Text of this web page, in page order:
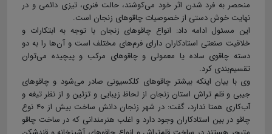
منحصر به فرد شدن اثر خود می‌کوشند، حالت فنری، تیزی دائمی و در
نهایت خوش دستی از خصوصیات چاقوهای زنجان است.
این مسئول ادامه داد: انواع چاقوهای زنجان با توجه به ابتکارات و
خلاقیت صنعتی استادکاران دارای فرم‌های مختلف است و آن‌ها را به دو
دسته چاقوی ساده یا معمولی و چاقوهای مرکب و پیچیده می‌توان
تقسیم‌بندی کرد.
وی با بیان اینکه بیشتر چاقوهای کلکسیونی صادر می‌شود و چاقوهای
جیبی و قلم تراش استان زنجان از لحاظ زیبایی و تزئین و از نظر تیغه و
آب‌کاری همتا ندارد، گفت: در شهر زنجان دانش ساخت بیش از ۴۰ نوع
چاقو در بین استادکاران وجود دارد و اغلب هنرمندانی که در ساخت چاقو